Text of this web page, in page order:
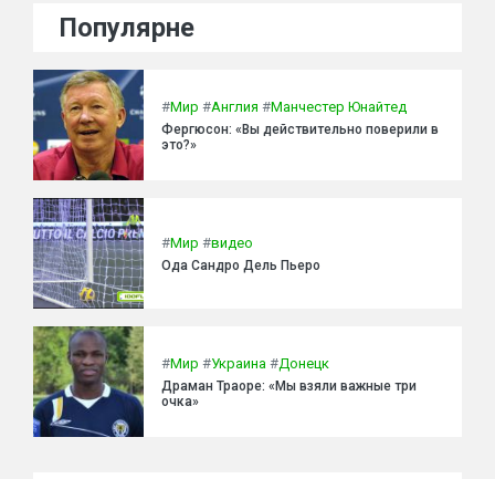
Популярне
#Мир #Англия #Манчестер Юнайтед
Фергюсон: «Вы действительно поверили в
это?»
#Мир #видео
Ода Сандро Дель Пьеро
#Мир #Украина #Донецк
Драман Траоре: «Мы взяли важные три
очка»